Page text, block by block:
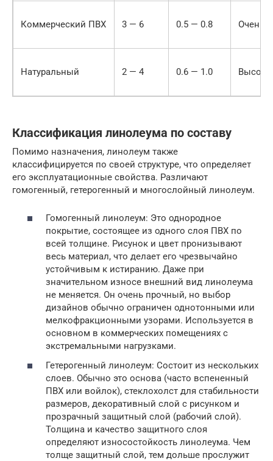
Коммерческий ПВХ 3 — 6 0.5 — 0.8 Очень
Натуральный 2 — 4 0.6 — 1.0
Классификация линолеума по составу
Помимо назначения, линолеум также
классифицируется по своей структуре, что определяет
его эксплуатационные свойства. Различают
гомогенный, гетерогенный и многослойный линолеум.
Гомогенный линолеум: Это однородное
покрытие, состоящее из одного слоя ПВХ по
всей толщине. Рисунок и цвет пронизывают
весь материал, что делает его чрезвычайно
устойчивым к истиранию. Даже при
значительном износе внешний вид линолеума
не меняется. Он очень прочный, но выбор
дизайнов обычно ограничен однотонными или
мелкофракционными узорами. Используется в
основном в коммерческих помещениях с
экстремальными нагрузками.
Гетерогенный линолеум: Состоит из нескольких
слоев. Обычно это основа (часто вспененный
ПВХ или войлок), стеклохолст для стабильности
размеров, декоративный слой с рисунком и
прозрачный защитный слой (рабочий слой).
Толщина и качество защитного слоя
определяют износостойкость линолеума. Чем
толще защитный слой, тем дольше прослужит